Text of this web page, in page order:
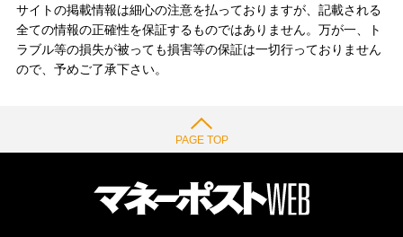
サイトの掲載情報は細心の注意を払っておりますが、記載される
全ての情報の正確性を保証するものではありません。万が一、ト
ラブル等の損失が被っても損害等の保証は一切行っておりません
ので、予めご了承下さい。
PAGE TOP